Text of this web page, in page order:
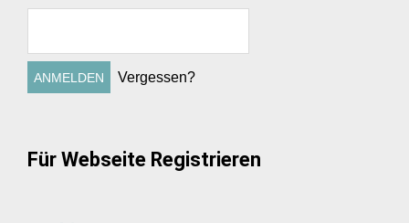
Vergessen?
Für Webseite Registrieren